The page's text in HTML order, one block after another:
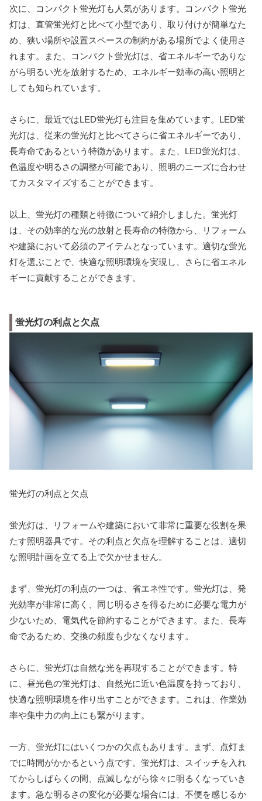
次に、コンパクト蛍光灯も人気があります。コンパクト蛍光
灯は、直管蛍光灯と比べて小型であり、取り付けが簡単なた
め、狭い場所や設置スペースの制約がある場所でよく使用さ
れます。また、コンパクト蛍光灯は、省エネルギーでありな
がら明るい光を放射するため、エネルギー効率の高い照明と
しても知られています。
さらに、最近ではLED蛍光灯も注目を集めています。LED蛍
光灯は、従来の蛍光灯と比べてさらに省エネルギーであり、
長寿命であるという特徴があります。また、LED蛍光灯は、
色温度や明るさの調整が可能であり、照明のニーズに合わせ
てカスタマイズすることができます。
以上、蛍光灯の種類と特徴について紹介しました。蛍光灯
は、その効率的な光の放射と長寿命の特徴から、リフォーム
や建築において必須のアイテムとなっています。適切な蛍光
灯を選ぶことで、快適な照明環境を実現し、さらに省エネル
ギーに貢献することができます。
蛍光灯の利点と欠点
蛍光灯の利点と欠点
蛍光灯は、リフォームや建築において非常に重要な役割を果
たす照明器具です。その利点と欠点を理解することは、適切
な照明計画を立てる上で欠かせません。
まず、蛍光灯の利点の一つは、省エネ性です。蛍光灯は、発
光効率が非常に高く、同じ明るさを得るために必要な電力が
少ないため、電気代を節約することができます。また、長寿
命であるため、交換の頻度も少なくなります。
さらに、蛍光灯は自然な光を再現することができます。特
に、昼光色の蛍光灯は、自然光に近い色温度を持っており、
快適な照明環境を作り出すことができます。これは、作業効
率や集中力の向上にも繋がります。
一方、蛍光灯にはいくつかの欠点もあります。まず、点灯ま
でに時間がかかるという点です。蛍光灯は、スイッチを入れ
てからしばらくの間、点滅しながら徐々に明るくなっていき
ます。急な明るさの変化が必要な場合には、不便を感じるか